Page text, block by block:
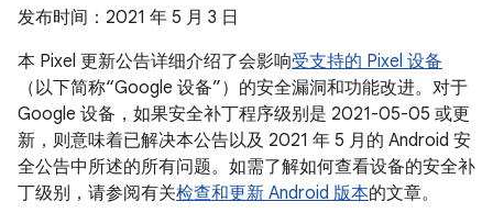
发布时间：2021 年 5 月 3 日
本 Pixel 更新公告详细介绍了会影响受支持的 Pixel 设备
（以下简称“Google 设备”）的安全漏洞和功能改进。对于
Google 设备，如果安全补丁程序级别是 2021-05-05 或更
新，则意味着已解决本公告以及 2021 年 5 月的 Android 安
全公告中所述的所有问题。如需了解如何查看设备的安全补
丁级别，请参阅有关检查和更新 Android 版本的文章。